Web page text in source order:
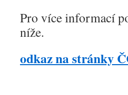
Pro více informací
níže.
odkaz na stránky